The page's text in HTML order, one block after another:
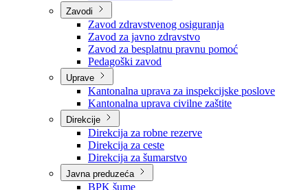
Centar za socijalni rad
Dom za stara i iznemogla lica
Kantonalna bolnica
Zavodi
Zavod zdravstvenog osiguranja
Zavod za javno zdravstvo
Zavod za besplatnu pravnu pomoć
Pedagoški zavod
Uprave
Kantonalna uprava za inspekcijske poslove
Kantonalna uprava civilne zaštite
Direkcije
Direkcija za robne rezerve
Direkcija za ceste